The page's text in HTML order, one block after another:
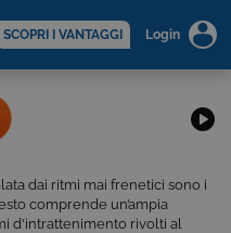
SCOPRI I VANTAGGI Login
dai ritmi mai frenetici sono i
comprende un’ampia
d'intrattenimento rivolti al